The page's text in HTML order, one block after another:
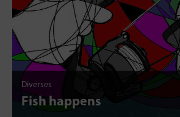
Diverses
Fish happens